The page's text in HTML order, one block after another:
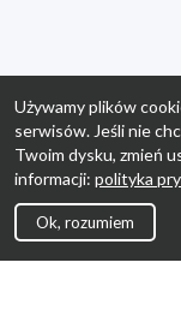
Używamy plików
serwisów. Jeśli nie
Twoim dysku, zmień
informacji: polityka
Ok, rozumiem